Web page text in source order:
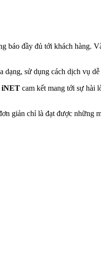
đầy đủ tới khách hàng.
sử dụng cách dịch vụ dễ
iNET cam kết mang tới sự hài
giản chỉ là đạt được những